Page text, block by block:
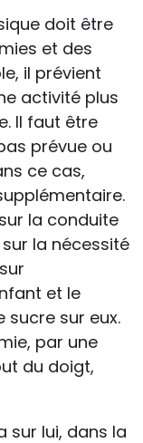
doit être
et des
il prévient
activité plus
Il faut être
prévue ou
ce cas,
la conduite
la nécessité
et le
sur eux.
par une
du doigt,
sur lui, dans la